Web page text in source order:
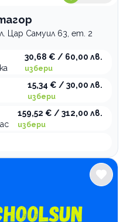
Цар Самуил 63, ет. 2
30,68 € / 60,00 лв.
избери
15,34 € / 30,00 лв.
избери
159,52 € / 312,00 лв.
избери
София